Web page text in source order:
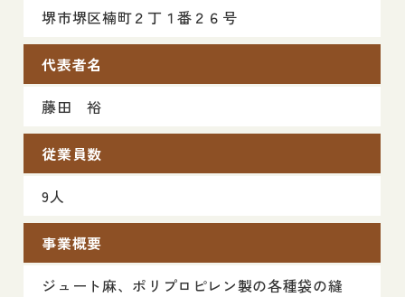
堺市堺区楠町２丁１番２６号
代表者名
藤田 裕
従業員数
9人
事業概要
ジュート麻、ポリプロピレン製の各種袋の縫